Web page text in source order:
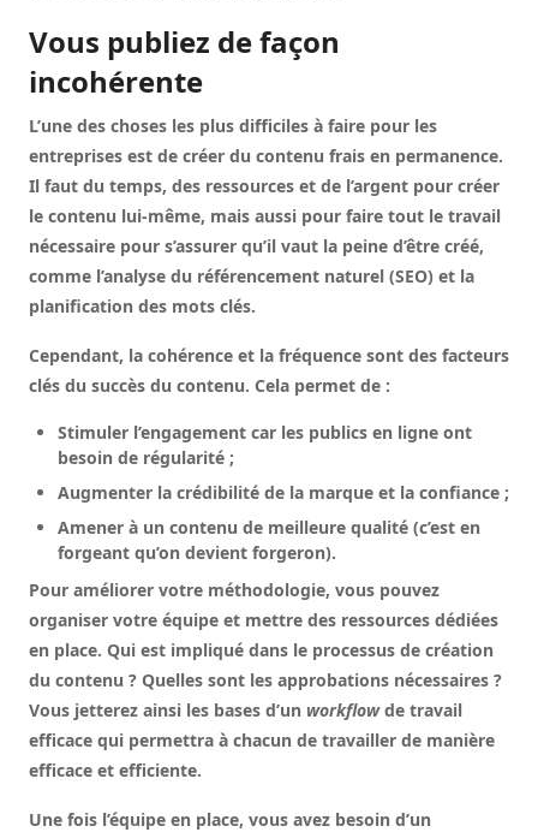
Vous publiez de façon
incohérente
L’une des choses les plus difficiles à faire pour les
entreprises est de créer du contenu frais en permanence.
Il faut du temps, des ressources et de l’argent pour créer
le contenu lui-même, mais aussi pour faire tout le travail
nécessaire pour s’assurer qu’il vaut la peine d’être créé,
comme l’analyse du référencement naturel (SEO) et la
planification des mots clés.
Cependant, la cohérence et la fréquence sont des facteurs
clés du succès du contenu. Cela permet de :
Stimuler l’engagement car les publics en ligne ont
besoin de régularité ;
Augmenter la crédibilité de la marque et la confiance ;
Amener à un contenu de meilleure qualité (c’est en
forgeant qu’on devient forgeron).
Pour améliorer votre méthodologie, vous pouvez
organiser votre équipe et mettre des ressources dédiées
en place. Qui est impliqué dans le processus de création
du contenu ? Quelles sont les approbations nécessaires ?
Vous jetterez ainsi les bases d’un workflowde travail
efficace qui permettra à chacun de travailler de manière
efficace et efficiente.
Une fois l’équipe en place, vous avez besoin d’un